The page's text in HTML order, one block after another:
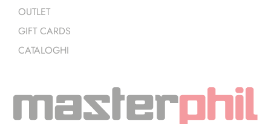
OUTLET
GIFT CARDS
CATALOGHI